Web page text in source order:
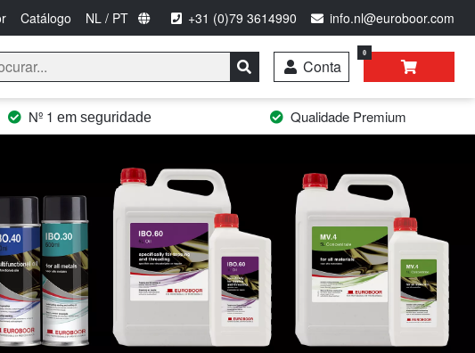
Catálogo NL / PT +31 (0)79 3614990 info.nl@euroboor.com
Conta
0
Nº 1 em seguridade Qualidade Premium